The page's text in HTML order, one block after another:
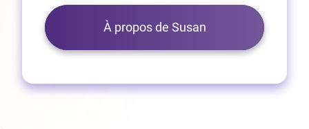
À propos de Susan